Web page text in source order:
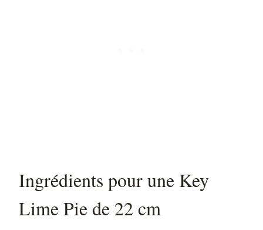
Ingrédients pour une Key
Lime Pie de 22 cm